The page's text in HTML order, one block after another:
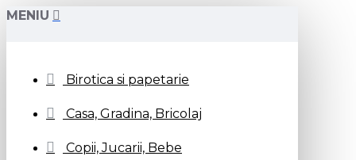
MENIU
Birotica si papetarie
Casa, Gradina, Bricolaj
Copii, Jucarii, Bebe